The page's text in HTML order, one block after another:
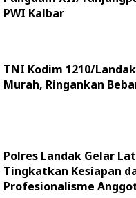
PWI Kalbar
TNI Kodim 1210/
Murah, Ringankan
Polres Landak Gelar
Tingkatkan Kesiapan
Profesionalisme